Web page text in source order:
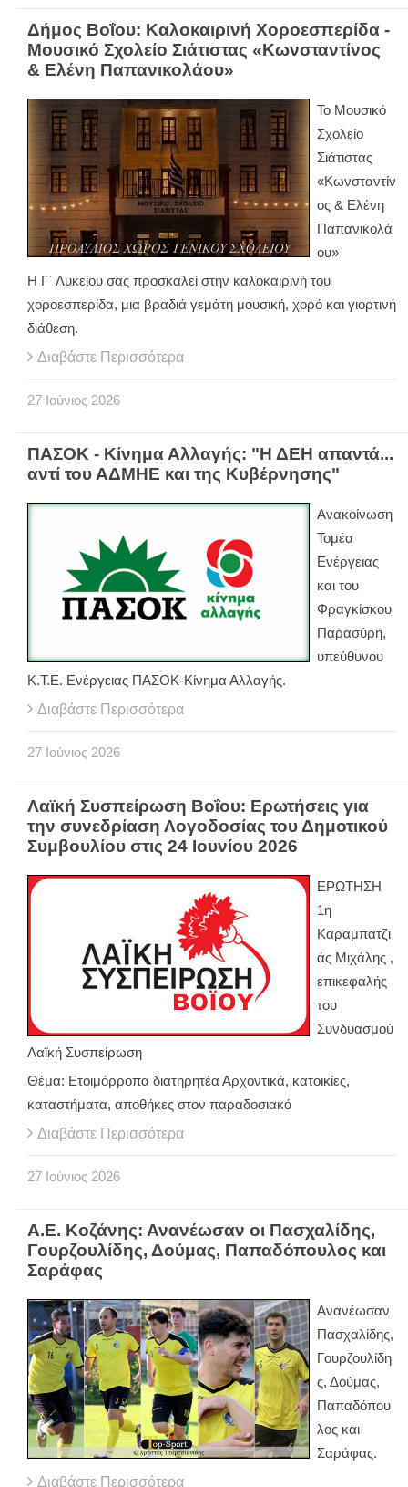
Δήμος Βοΐου: Καλοκαιρινή Χοροεσπερίδα -
Μουσικό Σχολείο Σιάτιστας «Κωνσταντίνος
& Ελένη Παπανικολάου»
Το Μουσικό
Σχολείο
Σιάτιστας
«Κωνσταντίν
ος & Ελένη
Παπανικολά
ου»
Η Γ΄ Λυκείου σας προσκαλεί στην καλοκαιρινή του
χοροεσπερίδα, μια βραδιά γεμάτη μουσική, χορό και γιορτινή
διάθεση.
Διαβάστε Περισσότερα
27 Ιούνιος 2026
ΠΑΣΟΚ - Κίνημα Αλλαγής: "Η ΔΕΗ απαντά...
αντί του ΑΔΜΗΕ και της Κυβέρνησης"
Ανακοίνωση
Τομέα
Ενέργειας
και του
Φραγκίσκου
Παρασύρη,
υπεύθυνου
Κ.Τ.Ε. Ενέργειας ΠΑΣΟΚ-Κίνημα Αλλαγής.
Διαβάστε Περισσότερα
27 Ιούνιος 2026
Λαϊκή Συσπείρωση Βοΐου: Ερωτήσεις για
την συνεδρίαση Λογοδοσίας του Δημοτικού
Συμβουλίου στις 24 Ιουνίου 2026
ΕΡΩΤΗΣΗ
1η
Καραμπατζι
άς Μιχάλης ,
επικεφαλής
του
Συνδυασμού
Λαϊκή Συσπείρωση
Θέμα: Ετοιμόρροπα διατηρητέα Αρχοντικά, κατοικίες,
καταστήματα, αποθήκες στον παραδοσιακό
Διαβάστε Περισσότερα
27 Ιούνιος 2026
Α.Ε. Κοζάνης: Ανανέωσαν οι Πασχαλίδης,
Γουρζουλίδης, Δούμας, Παπαδόπουλος και
Σαράφας
Ανανέωσαν
Πασχαλίδης,
Γουρζουλίδη
ς, Δούμας,
Παπαδόπου
λος και
Σαράφας.
Διαβάστε Περισσότερα